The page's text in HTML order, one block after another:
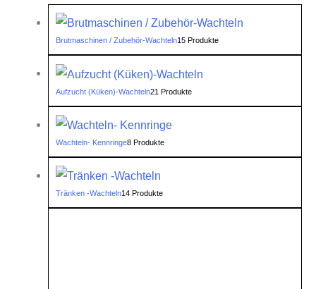
Brutmaschinen / Zubehör-Wachteln15 Produkte
Aufzucht (Küken)-Wachteln21 Produkte
Wachteln- Kennringe8 Produkte
Tränken -Wachteln14 Produkte